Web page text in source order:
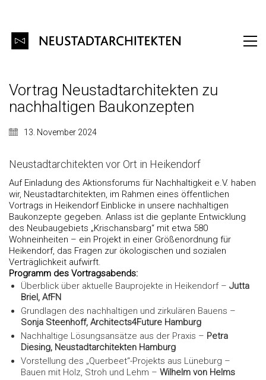
Vortrag Neustadtarchitekten zu
nachhaltigen Baukonzepten
13. November 2024
Neustadtarchitekten vor Ort in Heikendorf
Auf Einladung des Aktionsforums für Nachhaltigkeit e.V. haben
wir, Neustadtarchitekten, im Rahmen eines öffentlichen
Vortrags in Heikendorf Einblicke in unsere nachhaltigen
Baukonzepte gegeben. Anlass ist die geplante Entwicklung
des Neubaugebiets „Krischansbarg“ mit etwa 580
Wohneinheiten – ein Projekt in einer Größenordnung für
Heikendorf, das Fragen zur ökologischen und sozialen
Verträglichkeit aufwirft.
Programm des Vortragsabends:
Überblick über aktuelle Bauprojekte in Heikendorf – Jutta
Briel, AfFN
Grundlagen des nachhaltigen und zirkulären Bauens –
Sonja Steenhoff, Architects4Future Hamburg
Nachhaltige Lösungsansätze aus der Praxis – Petra
Diesing, Neustadtarchitekten Hamburg
Vorstellung des „Querbeet“-Projekts aus Lüneburg –
Bauen mit Holz, Stroh und Lehm – Wilhelm von Helms